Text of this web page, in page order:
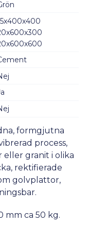
formgjutna
process,
eller granit i olika
rektifierade
golvplattor,
mm ca 50 kg.